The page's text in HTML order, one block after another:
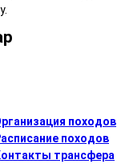
походов
походов
трансфера